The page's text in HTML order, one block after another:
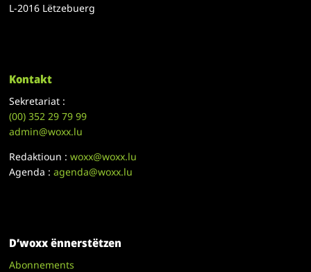
L-2016 Lëtzebuerg
Kontakt
Sekretariat :
(00)352 29 79 99
admin@woxx.lu
Redaktioun :woxx@woxx.lu
Agenda :agenda@woxx.lu
D’woxx ënnerstëtzen
Abonnements